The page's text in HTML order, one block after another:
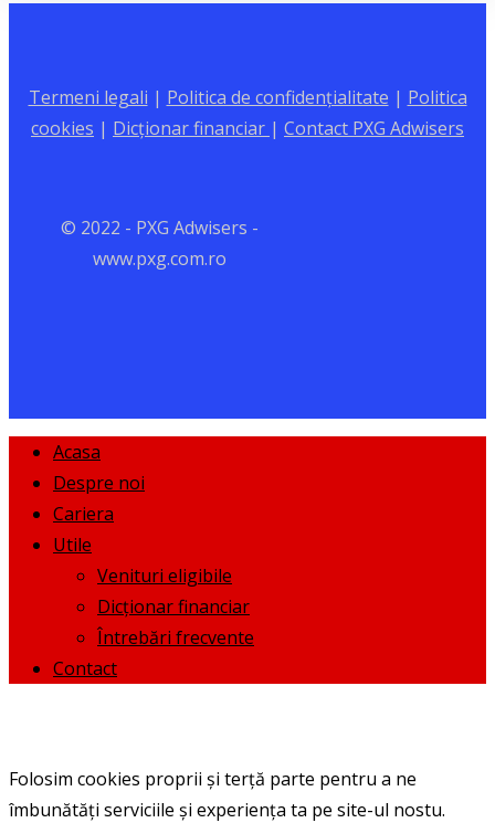
Termeni legali | Politica de confidențialitate | Politica
cookies | Dicționar financiar | Contact PXG Adwisers
© 2022 - PXG Adwisers -
www.pxg.com.ro
Close
Menu
Acasa
Despre noi
Cariera
Utile
Venituri eligibile
Dicționar financiar
Întrebări frecvente
Contact
Folosim cookies proprii și terță parte pentru a ne
îmbunătăți serviciile și experiența ta pe site-ul nostu.